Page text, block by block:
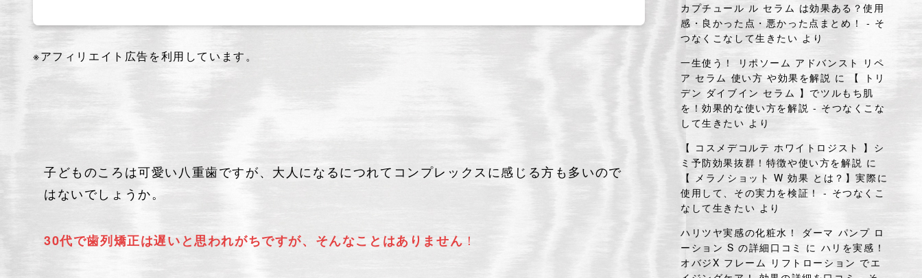
※アフィリエイト広告を利用しています。
子どものころは可愛い八重歯ですが、大人になるにつれてコンプレックスに感じる方も多いので
はないでしょうか。
30代で歯列矯正は遅いと思われがちですが、そんなことはありません ！
カプチュール ル セラム は効果ある？使用
感・良かった点・悪かった点まとめ！ - そ
つなくこなして生きたい より
一生使う！ リポソーム アドバンスト リペ
ア セラム 使い方 や効果を解説 に
【 トリ
デン ダイブイン セラム 】でツルもち肌
を！効果的な使い方を解説 - そつなくこな
して生きたい より
【 コスメデコルテ ホワイトロジスト 】シ
ミ予防効果抜群！特徴や使い方を解説 に
【 メラノショット W 効果 とは？】実際に
使用して、その実力を検証！ - そつなくこ
なして生きたい より
ハリツヤ実感の化粧水！ ダーマ パンプ ロ
ーション S の詳細口コミ に ハリを実感！
オバジX フレーム リフトローション でエ